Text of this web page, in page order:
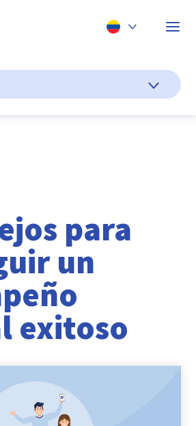
Perú
laboral
digital
Data
y Selección
Experto
para
un
exitoso